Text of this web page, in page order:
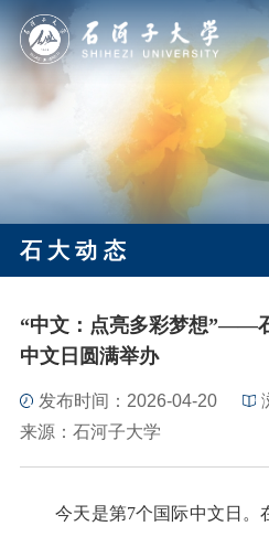
石大动态
“中文：点亮多彩梦想”——
中文日圆满举办
发布时间：2026-04-20
来源：石河子大学
今天是第7个国际中文日。